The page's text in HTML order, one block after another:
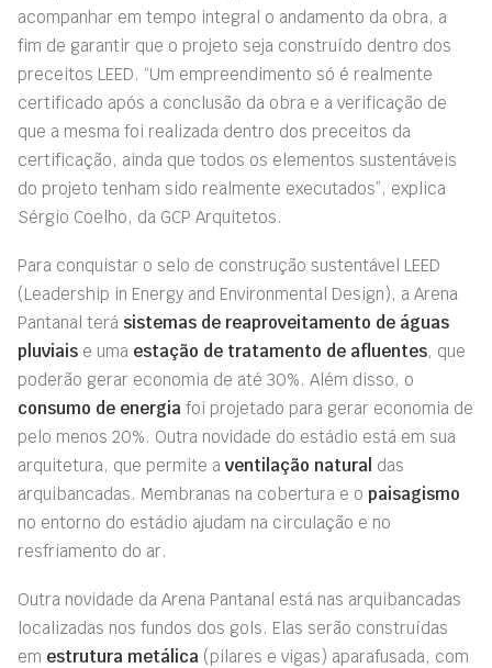
acompanhar em tempo integral o andamento da obra, a
fim de garantir que o projeto seja construído dentro dos
preceitos LEED. “Um empreendimento só é realmente
certificado após a conclusão da obra e a verificação de
que a mesma foi realizada dentro dos preceitos da
certificação, ainda que todos os elementos sustentáveis
do projeto tenham sido realmente executados”, explica
Sérgio Coelho, da GCP Arquitetos.
Para conquistar o selo de construção sustentável LEED
(Leadership in Energy and Environmental Design), a Arena
Pantanal terá sistemas de reaproveitamento de águas
pluviais e uma estação de tratamento de afluentes, que
poderão gerar economia de até 30%. Além disso, o
consumo de energia foi projetado para gerar economia de
pelo menos 20%. Outra novidade do estádio está em sua
arquitetura, que permite a ventilação natural das
arquibancadas. Membranas na cobertura e o paisagismo
no entorno do estádio ajudam na circulação e no
resfriamento do ar.
Outra novidade da Arena Pantanal está nas arquibancadas
localizadas nos fundos dos gols. Elas serão construídas
em estrutura metálica (pilares e vigas) aparafusada, com